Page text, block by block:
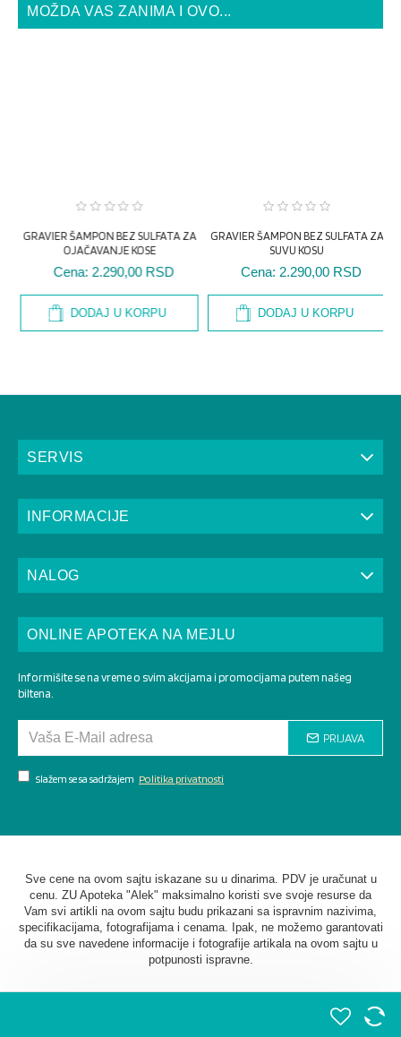
MOŽDA VAS ZANIMA I OVO...
GRAVIER ŠAMPON BEZ SULFATA ZA
OJAČAVANJE KOSE
Cena: 2.290,00 RSD
DODAJ U KORPU
GRAVIER ŠAMPON BEZ SULFATA ZA
SUVU KOSU
Cena: 2.290,00 RSD
DODAJ U KORPU
SERVIS
INFORMACIJE
NALOG
ONLINE APOTEKA NA MEJLU
Informišite se na vreme o svim akcijama i promocijama putem našeg
biltena.
PRIJAVA
Slažem se sa sadržajem Politika privatnosti
Sve cene na ovom sajtu iskazane su u dinarima. PDV je uračunat u
cenu. ZU Apoteka "Alek" maksimalno koristi sve svoje resurse da
Vam svi artikli na ovom sajtu budu prikazani sa ispravnim nazivima,
specifikacijama, fotografijama i cenama. Ipak, ne možemo garantovati
da su sve navedene informacije i fotografije artikala na ovom sajtu u
potpunosti ispravne.
2026. AU Apoteka "Alek". Sva prava zadržana. Softverska